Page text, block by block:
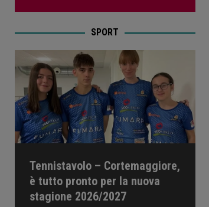
SPORT
Tennistavolo – Cortemaggiore,
è tutto pronto per la nuova
stagione 2026/2027